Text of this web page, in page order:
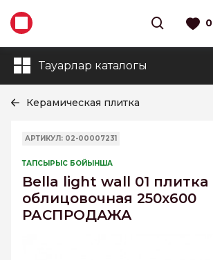
0
Тауарлар каталогы
Керамическая плитка
АРТИКУЛ: 02-00007231
ТАПСЫРЫС БОЙЫНША
Bella light wall 01 плитка
облицовочная 250х600
РАСПРОДАЖА